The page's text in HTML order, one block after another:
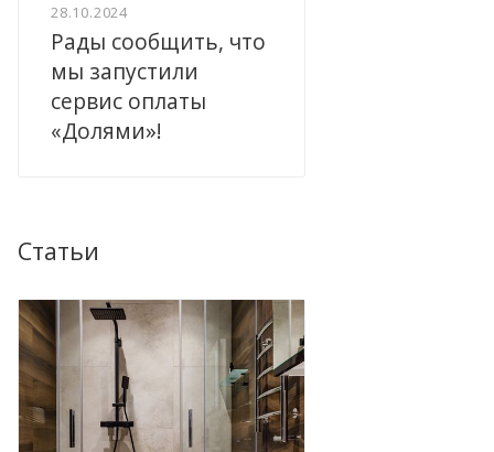
28.10.2024
Рады сообщить, что
мы запустили
сервис оплаты
«Долями»!
Статьи